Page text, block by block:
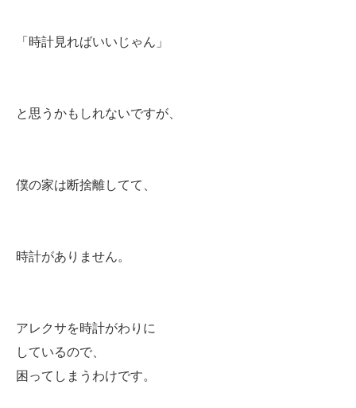
「時計見ればいいじゃん」
と思うかもしれないですが、
僕の家は断捨離してて、
時計がありません。
アレクサを時計がわりに
しているので、
困ってしまうわけです。